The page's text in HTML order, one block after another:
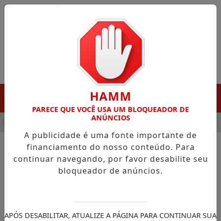
EM PORTO GRANDE COM ATUAÇÃO VOLTADA
NOTÍCIAS/CÂMARA DOS DEPUTADOS
Hugo Motta debate
agrícolas e redução de
HAMM
PARECE QUE VOCÊ USA UM BLOQUEADOR DE
ANÚNCIOS
A publicidade é uma fonte importante de
financiamento do nosso conteúdo. Para
continuar navegando, por favor desabilite seu
bloqueador de anúncios.
APÓS DESABILITAR, ATUALIZE A PÁGINA PARA CONTINUAR SUA